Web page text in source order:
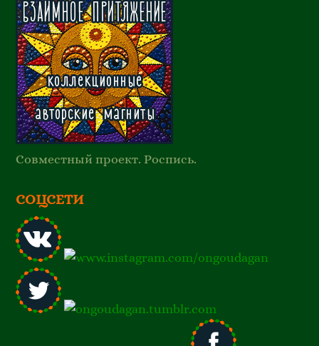
Совместный проект. Роспись.
СОЦСЕТИ